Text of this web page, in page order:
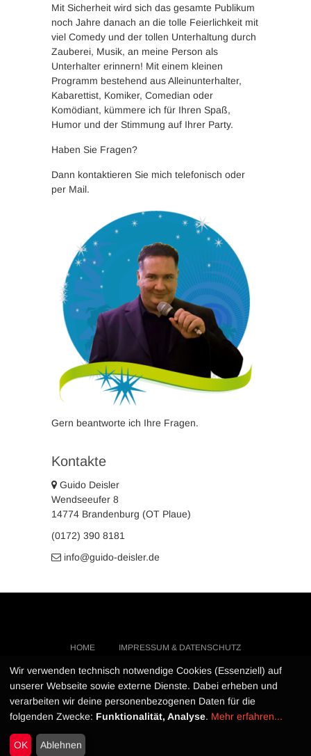
Mit Sicherheit wird sich das gesamte Publikum
noch Jahre danach an die tolle Feierlichkeit mit
viel Comedy und der tollen Unterhaltung durch
Zauberei, Musik, an meine Person als
Unterhalter erinnern! Mit einem kleinen
Programm bestehend aus Alleinunterhalter,
Kabarettist, Komiker, Comedian oder
Komödiant, kümmere ich für Ihren Spaß,
Humor und der Stimmung auf Ihrer Party.
Haben Sie Fragen?
Dann kontaktieren Sie mich telefonisch oder
per Mail.
Gern beantworte ich Ihre Fragen.
Kontakte
Guido Deisler
Wendseeufer 8
14774 Brandenburg (OT Plaue)
(0172) 390 8181
info@guido-deisler.de
HOME
IMPRESSUM & DATENSCHUTZ
Guido Deisler | Design von:
Theme Freesia
Wir verwenden technisch notwendige Cookies (Essenziell) auf
unserer Webseite sowie externe Dienste. Dabei erheben und
verarbeiten wir deine personenbezogenen Daten für die
folgenden Zwecke: Funktionalität, Analyse. Mehr erfahren...
OK Ablehnen